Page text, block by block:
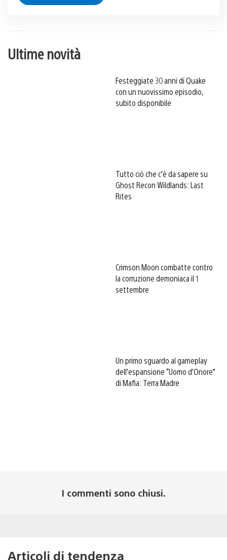
Ultime novità
Festeggiate 30 anni di Quake
con un nuovissimo episodio,
subito disponibile
Tutto ciò che c’è da sapere su
Ghost Recon Wildlands: Last
Rites
Crimson Moon combatte contro
la corruzione demoniaca il 1
settembre
Un primo sguardo al gameplay
dell’espansione “Uomo d’Onore”
di Mafia: Terra Madre
I commenti sono chiusi.
Articoli di tendenza